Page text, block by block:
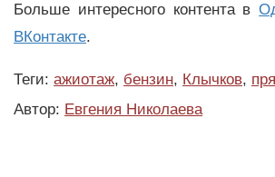
Больше интересного контента в
ВКонтакте.
Теги: ажиотаж, бензин, Клычков,
Автор: Евгения Николаева